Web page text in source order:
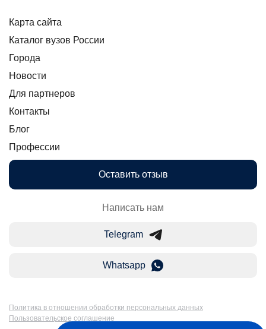
Карта сайта
Каталог вузов России
Города
Новости
Для партнеров
Контакты
Блог
Профессии
Оставить отзыв
Написать нам
Telegram
Whatsapp
Политика в отношении обработки персональных данных
Пользовательское соглашение